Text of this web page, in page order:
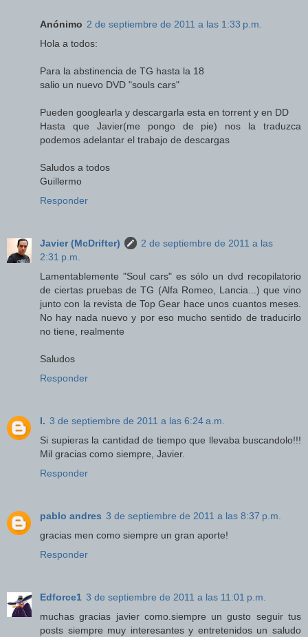
Anónimo 2 de septiembre de 2011 a las 1:33 p.m.
Hola a todos:
Para la abstinencia de TG hasta la 18
salio un nuevo DVD "souls cars"
Pueden googlearla y descargarla esta en torrent y en DD
Hasta que Javier(me pongo de pie) nos la traduzca
podemos adelantar el trabajo de descargas
Saludos a todos
Guillermo
Responder
Javier (McDrifter)
2 de septiembre de 2011 a las
2:31 p.m.
Lamentablemente "Soul cars" es sólo un dvd recopilatorio
de ciertas pruebas de TG (Alfa Romeo, Lancia...) que vino
junto con la revista de Top Gear hace unos cuantos meses.
No hay nada nuevo y por eso mucho sentido de traducirlo
no tiene, realmente
Saludos
Responder
I. 3 de septiembre de 2011 a las 6:24 a.m.
Si supieras la cantidad de tiempo que llevaba buscandolo!!!
Mil gracias como siempre, Javier.
Responder
pablo andres 3 de septiembre de 2011 a las 8:37 p.m.
gracias men como siempre un gran aporte!
Responder
Edforce1 3 de septiembre de 2011 a las 11:01 p.m.
muchas gracias javier como.siempre un gusto seguir tus
posts siempre muy interesantes y entretenidos un saludo